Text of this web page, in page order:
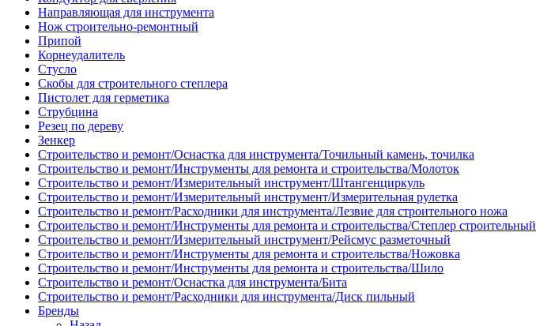
Направляющая для инструмента
Нож строительно-ремонтный
Припой
Корнеудалитель
Стусло
Скобы для строительного степлера
Пистолет для герметика
Струбцина
Резец по дереву
Зенкер
Строительство и ремонт/Оснастка для инструмента/Точильный камень, точилка
Строительство и ремонт/Инструменты для ремонта и строительства/Молоток
Строительство и ремонт/Измерительный инструмент/Штангенциркуль
Строительство и ремонт/Измерительный инструмент/Измерительная рулетка
Строительство и ремонт/Расходники для инструмента/Лезвие для строительного ножа
Строительство и ремонт/Инструменты для ремонта и строительства/Степлер строительный
Строительство и ремонт/Измерительный инструмент/Рейсмус разметочный
Строительство и ремонт/Инструменты для ремонта и строительства/Ножовка
Строительство и ремонт/Инструменты для ремонта и строительства/Шило
Строительство и ремонт/Оснастка для инструмента/Бита
Строительство и ремонт/Расходники для инструмента/Диск пильный
Бренды